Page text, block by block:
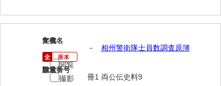
9
文書名
相州警衛隊士員数調査原簿
請求番号
両公伝史料9
年代
－
数量
冊1
閲覧
撮影